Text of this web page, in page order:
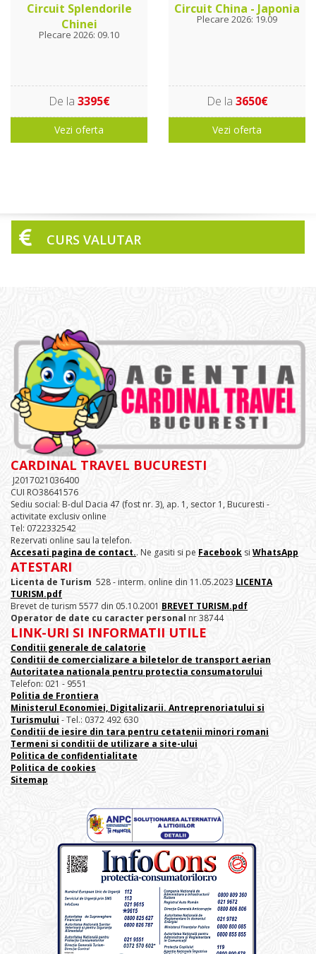
Circuit Splendorile
Chinei
Plecare 2026: 09.10
De la 3395€
Vezi oferta
Circuit China - Japonia
Plecare 2026: 19.09
De la 3650€
Vezi oferta
CURS VALUTAR
CARDINAL TRAVEL BUCURESTI
J2017021036400
CUI RO38641576
Sediu social: B-dul Dacia 47 (fost nr. 3), ap. 1, sector 1, Bucuresti -
activitate exclusiv online
Tel: 0722332542
Rezervati online sau la telefon.
Accesati pagina de contact.. Ne gasiti si pe Facebook si WhatsApp
ATESTARI
Licenta de Turism 528 - interm. online din 11.05.2023 LICENTA
TURISM.pdf
Brevet de turism 5577 din 05.10.2001 BREVET TURISM.pdf
Operator de date cu caracter personal nr 38744
LINK-URI SI INFORMATII UTILE
Conditii generale de calatorie
Conditii de comercializare a biletelor de transport aerian
Autoritatea nationala pentru protectia consumatorului
Telefon: 021 - 9551
Politia de Frontiera
Ministerul Economiei, Digitalizarii. Antreprenoriatului si
Turismului - Tel.: 0372 492 630
Conditii de iesire din tara pentru cetatenii minori romani
Termeni si conditii de utilizare a site-ului
Politica de confidentialitate
Politica de cookies
Sitemap